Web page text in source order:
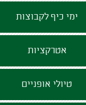
ימי כיף לקבוצות
אטרקציות
טיולי אופניים